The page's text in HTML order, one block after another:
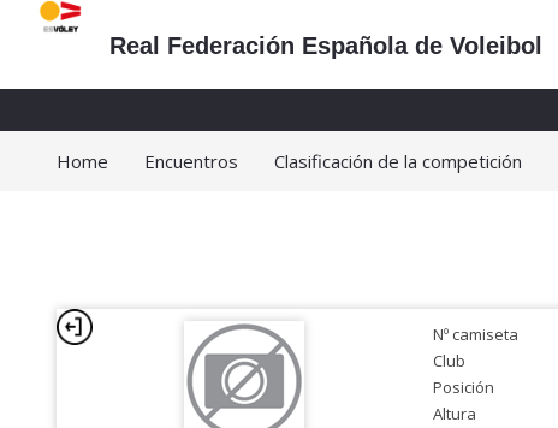
Real Federación Española de Voleibol
Home Encuentros Clasificación de la competición
Nº camiseta
Club
Posición
Altura